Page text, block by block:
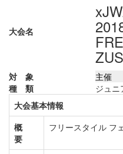
大会名
対 象
主催
種 類
ジュニ
大会基本情報
概
要
フリースタイル フ